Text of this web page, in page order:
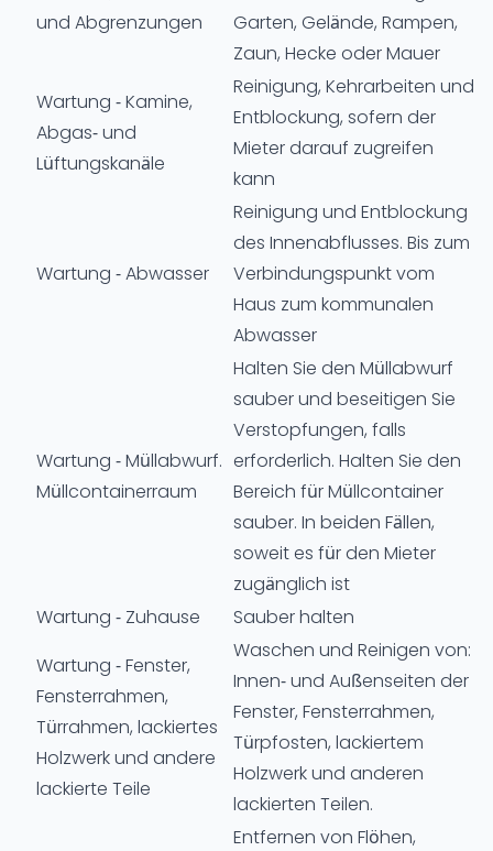
und Abgrenzungen
Garten, Gelände, Rampen,
Zaun, Hecke oder Mauer
Wartung - Kamine,
Abgas- und
Lüftungskanäle
Reinigung, Kehrarbeiten und
Entblockung, sofern der
Mieter darauf zugreifen
kann
Wartung - Abwasser
Reinigung und Entblockung
des Innenabflusses. Bis zum
Verbindungspunkt vom
Haus zum kommunalen
Abwasser
Wartung - Müllabwurf.
Müllcontainerraum
Halten Sie den Müllabwurf
sauber und beseitigen Sie
Verstopfungen, falls
erforderlich. Halten Sie den
Bereich für Müllcontainer
sauber. In beiden Fällen,
soweit es für den Mieter
zugänglich ist
Wartung - Zuhause
Sauber halten
Wartung - Fenster,
Fensterrahmen,
Türrahmen, lackiertes
Holzwerk und andere
lackierte Teile
Waschen und Reinigen von:
Innen- und Außenseiten der
Fenster, Fensterrahmen,
Türpfosten, lackiertem
Holzwerk und anderen
lackierten Teilen.
Entfernen von Flöhen,